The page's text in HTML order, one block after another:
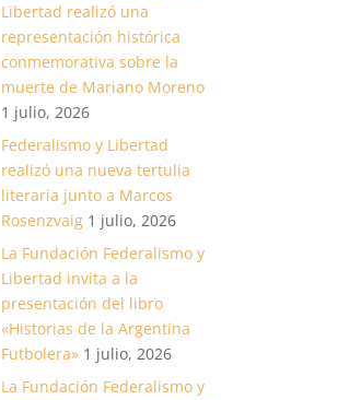
Libertad realizó una
representación histórica
conmemorativa sobre la
muerte de Mariano Moreno
1 julio, 2026
Federalismo y Libertad
realizó una nueva tertulia
literaria junto a Marcos
Rosenzvaig 1 julio, 2026
La Fundación Federalismo y
Libertad invita a la
presentación del libro
«Historias de la Argentina
Futbolera» 1 julio, 2026
La Fundación Federalismo y